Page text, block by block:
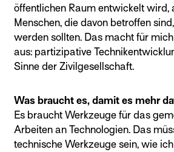
öffentlichen Raum entwickelt wird,
Menschen, die davon betroffen
werden sollten. Das macht für
aus: partizipative
Sinne der Zivilgesellschaft.
Was braucht es, damit es mehr
Es braucht Werkzeuge für das
Arbeiten an Technologien. Das
technische Werkzeuge sein, wie